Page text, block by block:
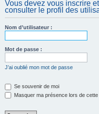
Vous devez vous inscrire
consulter le profil des
Nom d’utilisateur :
Mot de passe :
J’ai oublié mon mot de passe
Se souvenir de moi
Masquer ma présence lors de